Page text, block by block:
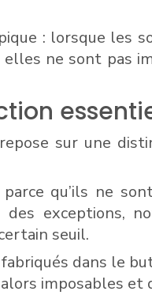
: lorsque les
ne sont pas
sur une
qu’ils ne
exceptions,
seuil.
dans le
imposables et